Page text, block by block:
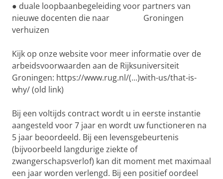
● duale loopbaanbegeleiding voor partners van
nieuwe docenten die naar Groningen
verhuizen
Kijk op onze website voor meer informatie over de
arbeidsvoorwaarden aan de Rijksuniversiteit
Groningen: https://www.rug.nl/(...)with-us/that-is-
why/ (old link)
Bij een voltijds contract wordt u in eerste instantie
aangesteld voor 7 jaar en wordt uw functioneren na
5 jaar beoordeeld. Bij een levensgebeurtenis
(bijvoorbeeld langdurige ziekte of
zwangerschapsverlof) kan dit moment met maximaal
een jaar worden verlengd. Bij een positief oordeel